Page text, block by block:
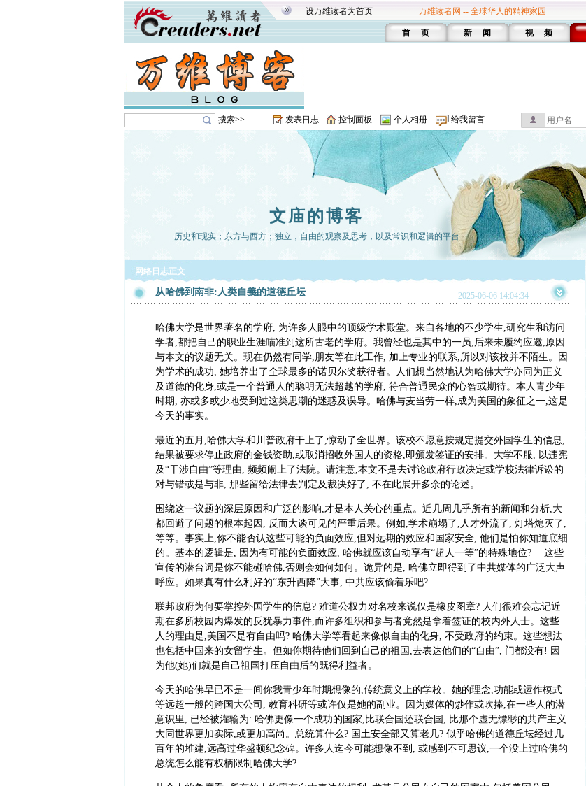
设万维读者为首页 万维读者网 -- 全球华人的精神家园
首 页 新 闻 视 频
搜索>> 发表日志 控制面板 个人相册 给我留言
文庙的博客
历史和现实；东方与西方；独立，自由的观察及思考，以及常识和逻辑的平台
网络日志正文
从哈佛到南非:人类自義的道德丘坛 2025-06-06 14:04:34
哈佛大学是世界著名的学府, 为许多人眼中的顶级学术殿堂。来自各地的不少学生,研究生和访问
学者,都把自己的职业生涯瞄准到这所古老的学府。我曾经也是其中的一员,后来未履约应邀,原因
与本文的议题无关。现在仍然有同学,朋友等在此工作, 加上专业的联系,所以对该校并不陌生。因
为学术的成功, 她培养出了全球最多的诺贝尔奖获得者。人们想当然地认为哈佛大学亦同为正义
及道德的化身,或是一个普通人的聪明无法超越的学府, 符合普通民众的心智或期待。本人青少年
时期, 亦或多或少地受到过这类思潮的迷惑及误导。哈佛与麦当劳一样,成为美国的象征之一,这是
今天的事实。
最近的五月,哈佛大学和川普政府干上了,惊动了全世界。该校不愿意按规定提交外国学生的信息,
结果被要求停止政府的金钱资助,或取消招收外国人的资格,即颁发签证的安排。大学不服, 以违宪
及“干涉自由”等理由, 频频闹上了法院。请注意,本文不是去讨论政府行政决定或学校法律诉讼的
对与错或是与非, 那些留给法律去判定及裁决好了, 不在此展开多余的论述。
围绕这一议题的深层原因和广泛的影响,才是本人关心的重点。近几周几乎所有的新闻和分析,大
都回避了问题的根本起因, 反而大谈可见的严重后果。例如,学术崩塌了,人才外流了, 灯塔熄灭了,
等等。事实上,你不能否认这些可能的负面效应,但对远期的效应和国家安全, 他们是怕你知道底细
的。基本的逻辑是, 因为有可能的负面效应, 哈佛就应该自动享有“超人一等”的特殊地位? 这些
宣传的潜台词是你不能碰哈佛,否则会如何如何。诡异的是, 哈佛立即得到了中共媒体的广泛大声
呼应。如果真有什么利好的“东升西降”大事, 中共应该偷着乐吧?
联邦政府为何要掌控外国学生的信息? 难道公权力对名校来说仅是橡皮图章? 人们很难会忘记近
期在多所校园内爆发的反犹暴力事件,而许多组织和参与者竟然是拿着签证的校内外人士。这些
人的理由是,美国不是有自由吗? 哈佛大学等看起来像似自由的化身, 不受政府的约束。这些想法
也包括中国来的女留学生。但如你期待他们回到自己的祖国,去表达他们的“自由”, 门都没有! 因
为他(她)们就是自己祖国打压自由后的既得利益者。
今天的哈佛早已不是一间你我青少年时期想像的,传统意义上的学校。她的理念,功能或运作模式
等远超一般的跨国大公司, 教育科研等或许仅是她的副业。因为媒体的炒作或吹捧,在一些人的潜
意识里, 已经被灌输为: 哈佛更像一个成功的国家,比联合国还联合国, 比那个虚无缥缈的共产主义
大同世界更加实际,或更加高尚。总统算什么? 国土安全部又算老几? 似乎哈佛的道德丘坛经过几
百年的堆建,远高过华盛顿纪念碑。许多人迄今可能想像不到, 或感到不可思议,一个没上过哈佛的
总统怎么能有权柄限制哈佛大学?